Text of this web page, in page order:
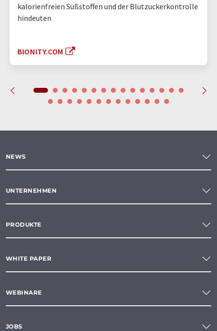
kalorienfreien Süßstoffen und der Blutzuckerkontrolle
hindeuten
BIONITY.COM
NEWS
UNTERNEHMEN
PRODUKTE
WHITE PAPER
WEBINARE
JOBS